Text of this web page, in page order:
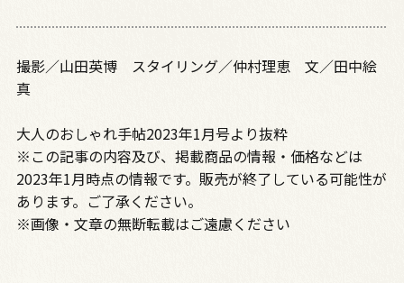
撮影／山田英博 スタイリング／仲村理恵 文／田中絵
真
大人のおしゃれ手帖2023年1月号より抜粋
※この記事の内容及び、掲載商品の情報・価格などは
2023年1月時点の情報です。販売が終了している可能性が
あります。ご了承ください。
※画像・文章の無断転載はご遠慮ください